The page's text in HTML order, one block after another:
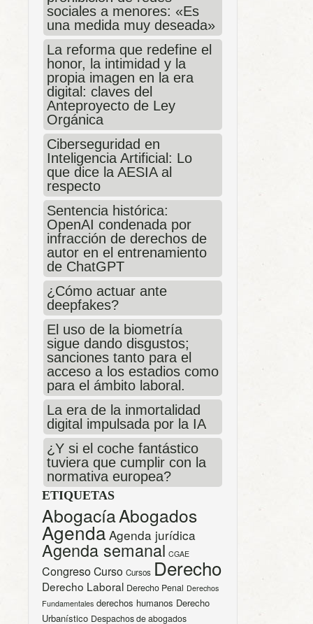
sociales a menores: «Es
una medida muy deseada»
La reforma que redefine el
honor, la intimidad y la
propia imagen en la era
digital: claves del
Anteproyecto de Ley
Orgánica
Ciberseguridad en
Inteligencia Artificial: Lo
que dice la AESIA al
respecto
Sentencia histórica:
OpenAI condenada por
infracción de derechos de
autor en el entrenamiento
de ChatGPT
¿Cómo actuar ante
deepfakes?
El uso de la biometría
sigue dando disgustos;
sanciones tanto para el
acceso a los estadios como
para el ámbito laboral.
La era de la inmortalidad
digital impulsada por la IA
¿Y si el coche fantástico
tuviera que cumplir con la
normativa europea?
ETIQUETAS
AbogacíaAbogados
Agenda Agenda jurídica
Agenda semanal CGAE
CongresoCurso Cursos Derecho
Derecho Laboral Derecho Penal Derechos
Fundamentales derechos humanos Derecho
Urbanístico Despachos de abogados